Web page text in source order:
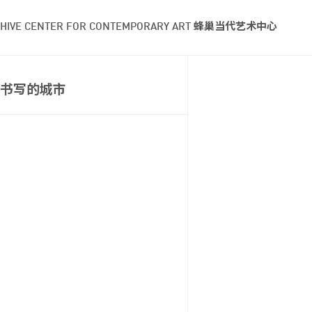
HIVE CENTER FOR CONTEMPORARY ART 蜂巢当代艺术中心
书写的城市